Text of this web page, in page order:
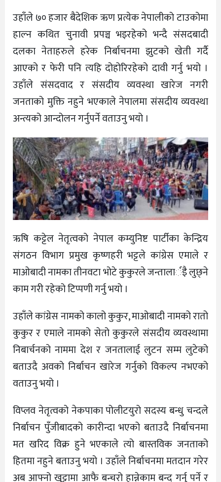
उहाँले ७० हजार बैदेशिक ऋण प्रत्येक नेपालीको टाउकोमा
हाल्न कथित चुनावी प्रपञ्च भइरहेको भन्दै संसदबादी
दलका नेताहरुले हरेक निर्बाचनमा झुटको खेती गर्दै
आएको र फेरी पनि त्यहि दोहोरिरहेको दावी गर्नु भयो ।
उहाँले संसदवाद र संसदीय व्यवस्था खारेज नगरी
जनताको मुक्ति नहुने भएकाले नेपालमा संसदीय व्यवस्था
अन्त्यको आन्दोलन गर्नुपर्ने वताउनु भयो ।
ऋषि कट्टेल नेतृत्वको नेपाल कम्युनिष्ट पार्टीका केन्द्रिय
संगठन विभाग प्रमुख कृष्णहरी भट्टले कांग्रेस एमाले र
माओबादी नामका तीनवटा भोटे कुकुरले जन्तालार्इै लुछ्ने
काम गरी रहेको टिप्पणी गर्नु भयो ।
उहाँले कांग्रेस नामको कालो कुकुर, माओबादी नामको रातो
कुकुर र एमाले नामको सेतो कुकुरले संसदीय व्यवस्थामा
निबार्चनको नाममा देश र जनतालाई लुटन सम्म लुटेको
बताउदै अवको निर्बाचन खारेज गर्नुको विकल्प नभएको
वताउनु भयो ।
विप्लव नेतृत्वको नेकपाका पोलीटयुरो सदस्य बन्धु चन्दले
निर्बाचन पुँजीबादको कारीन्दा भएको बताउदै निर्बाचनमा
मत खरिद विक्र हुने भएकाले त्यो बास्तविक जनताको
हितमा नहुने बताउनु भयो । उहाँले निर्बाचनमा मतदान गरेर
अब आफ्नो खुट्टामा आफै बन्चरो हान्नेकाम बन्द गर्नु पर्ने र